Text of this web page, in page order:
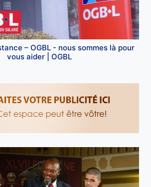
– OGBL - nous sommes là pour
vous aider | OGBL